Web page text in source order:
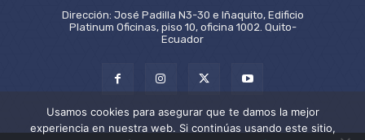
Dirección: José Padilla N3-30 e Iñaquito, Edificio
Platinum Oficinas, piso 10, oficina 1002. Quito-
Ecuador
Usamos cookies para asegurar que te damos la mejor
experiencia en nuestra web. Si continúas usando este sitio,